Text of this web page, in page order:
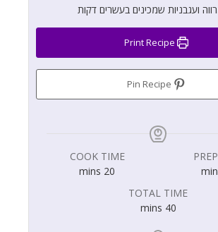
ועגבניות שמכינים בעשרים דקות
COOK TIME
20
mins
TOTAL TIME
40
mins